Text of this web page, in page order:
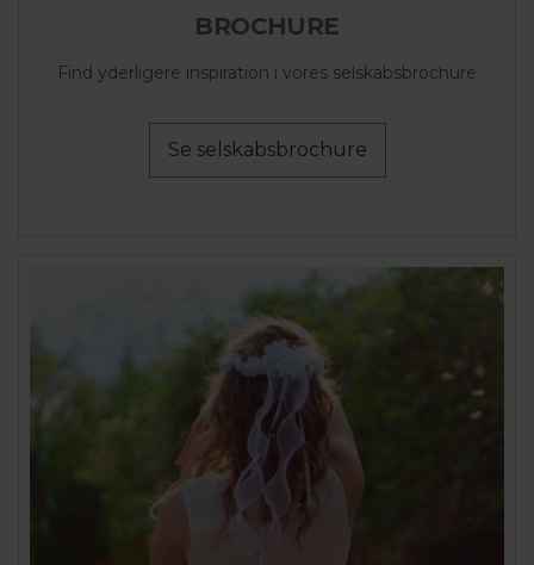
BROCHURE
Find yderligere inspiration i vores selskabsbrochure
Se selskabsbrochure